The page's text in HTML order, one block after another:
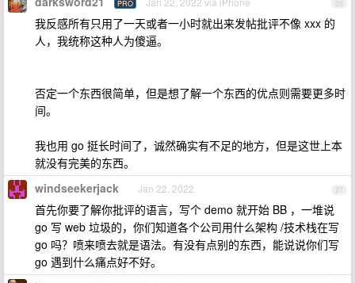
26
PRO
我反感所有只用了一天或者一小时就出来发帖批评不像 xxx 的
人，我统称这种人为傻逼。
否定一个东西很简单，但是想了解一个东西的优点则需要更多时
间。
我也用 go 挺长时间了，诚然确实有不足的地方，但是这世上本
就没有完美的东西。
27
windseekerjack Jan 22, 2022
首先你要了解你批评的语言，写个 demo 就开始 BB ，一堆说
go 写 web 垃圾的，你们知道各个公司用什么架构 /技术栈在写
go 吗？喷来喷去就是语法。有没有点别的东西，能说说你们写
go 遇到什么痛点好不好。